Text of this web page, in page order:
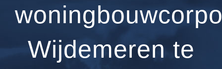
Wijdemeren te